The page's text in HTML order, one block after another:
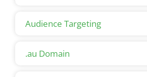
Audience Targeting
.au Domain